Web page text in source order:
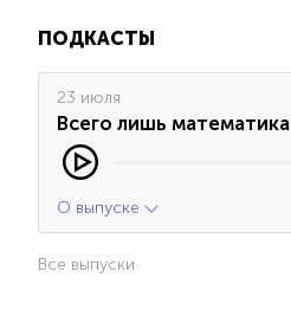
ПОДКАСТЫ
23 июля
Всего лишь математика
О выпуске
Все выпуски